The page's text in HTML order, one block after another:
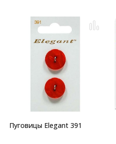
Пуговицы Elegant 391